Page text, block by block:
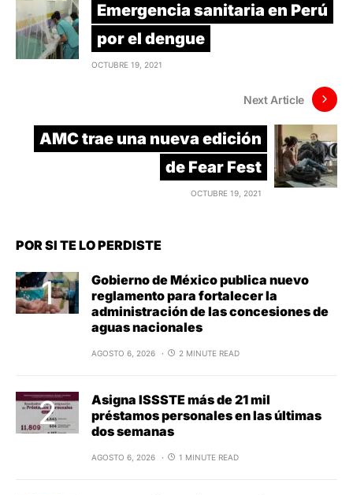
Emergencia sanitaria en Perú
por el dengue
OCTUBRE 19, 2021
Next Article
AMC trae una nueva edición
de Fear Fest
OCTUBRE 19, 2021
POR SI TE LO PERDISTE
Gobierno de México publica nuevo
reglamento para fortalecer la
administración de las concesiones de
aguas nacionales
AGOSTO 6, 2026 2 MINUTE READ
Asigna ISSSTE más de 21 mil
préstamos personales en las últimas
dos semanas
AGOSTO 6, 2026 1 MINUTE READ